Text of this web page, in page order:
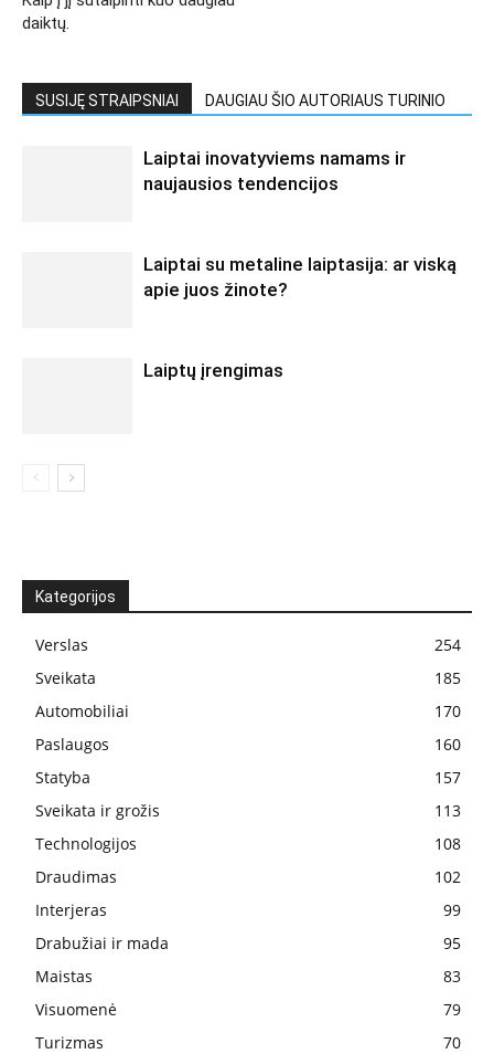
daiktų.
SUSIJĘ STRAIPSNIAI DAUGIAU ŠIO AUTORIAUS TURINIO
Laiptai inovatyviems namams ir
naujausios tendencijos
Laiptai su metaline laiptasija: ar viską
apie juos žinote?
Laiptų įrengimas
Kategorijos
Verslas
254
Sveikata
185
Automobiliai
170
Paslaugos
160
Statyba
157
Sveikata ir grožis
113
Technologijos
108
Draudimas
102
Interjeras
99
Drabužiai ir mada
95
Maistas
83
Visuomenė
79
Turizmas
70